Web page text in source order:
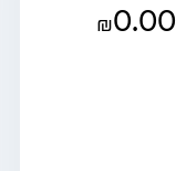
₪0.00